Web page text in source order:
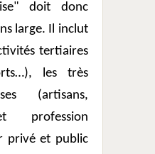
doit donc
large. Il inclut
tertiaires
les très
(artisans,
profession
privé et public